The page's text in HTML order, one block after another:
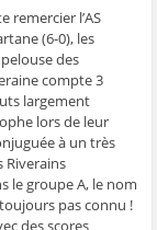
a
n
s
u
n
e
n
o
u
v
e
l
l
e
f
e
remercier l’AS
(6-0), les
des
compte 3
largement
lors de leur
à un très
Riverains
le groupe A, le nom
pas connu !
des scores